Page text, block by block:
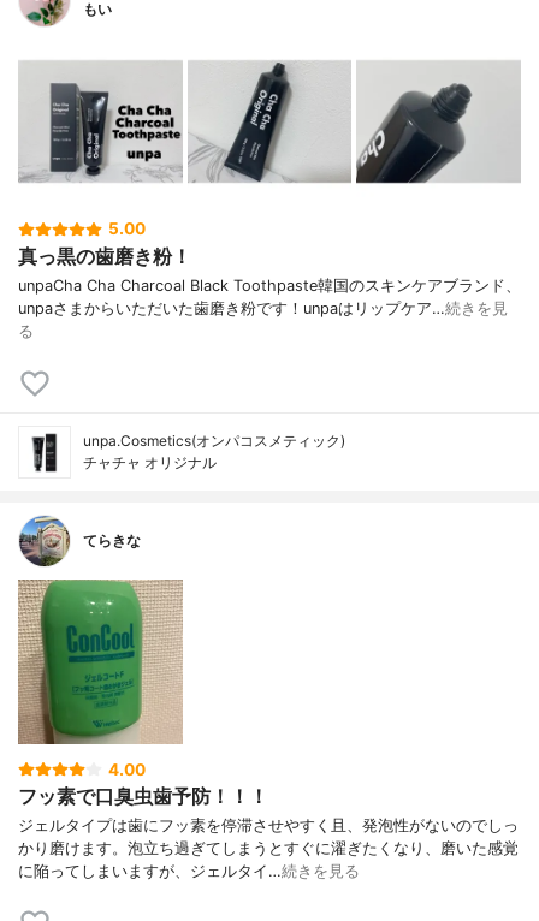
もい
5.00
真っ黒の歯磨き粉！
unpaCha Cha Charcoal Black Toothpaste韓国のスキンケアブランド、
unpaさまからいただいた歯磨き粉です！unpaはリップケア…続きを見
る
unpa.Cosmetics(オンパコスメティック)
チャチャ オリジナル
てらきな
4.00
フッ素で口臭虫歯予防！！！
ジェルタイプは歯にフッ素を停滞させやすく且、発泡性がないのでしっ
かり磨けます。泡立ち過ぎてしまうとすぐに濯ぎたくなり、磨いた感覚
に陥ってしまいますが、ジェルタイ…続きを見る